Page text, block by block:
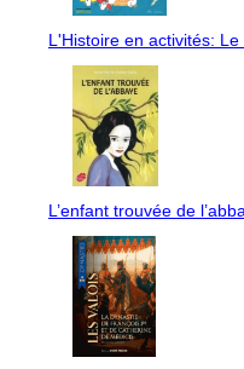
L'Histoire en activités:
L’enfant trouvée de